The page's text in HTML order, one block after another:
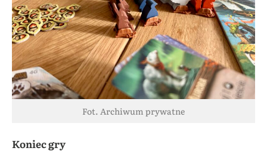
Fot. Archiwum prywatne
Koniec gry